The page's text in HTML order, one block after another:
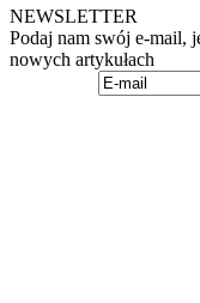
NEWSLETTER
Podaj nam swój e-mail,
nowych artykułach